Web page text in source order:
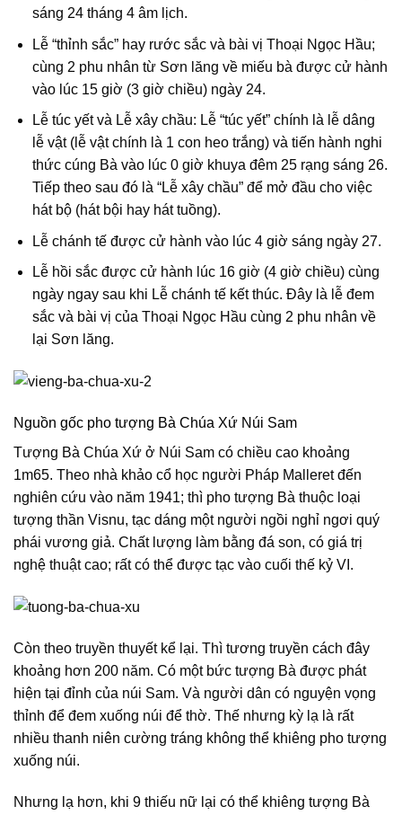
sáng 24 tháng 4 âm lịch.
Lễ “thỉnh sắc” hay rước sắc và bài vị Thoại Ngọc Hầu;
cùng 2 phu nhân từ Sơn lăng về miếu bà được cử hành
vào lúc 15 giờ (3 giờ chiều) ngày 24.
Lễ túc yết và Lễ xây chầu: Lễ “túc yết” chính là lễ dâng
lễ vật (lễ vật chính là 1 con heo trắng) và tiến hành nghi
thức cúng Bà vào lúc 0 giờ khuya đêm 25 rạng sáng 26.
Tiếp theo sau đó là “Lễ xây chầu” để mở đầu cho việc
hát bộ (hát bội hay hát tuồng).
Lễ chánh tế được cử hành vào lúc 4 giờ sáng ngày 27.
Lễ hồi sắc được cử hành lúc 16 giờ (4 giờ chiều) cùng
ngày ngay sau khi Lễ chánh tế kết thúc. Đây là lễ đem
sắc và bài vị của Thoại Ngọc Hầu cùng 2 phu nhân về
lại Sơn lăng.
Nguồn gốc pho tượng Bà Chúa Xứ Núi Sam
Tượng Bà Chúa Xứ ở Núi Sam có chiều cao khoảng
1m65. Theo nhà khảo cổ học người Pháp Malleret đến
nghiên cứu vào năm 1941; thì pho tượng Bà thuộc loại
tượng thần Visnu, tạc dáng một người ngồi nghỉ ngơi quý
phái vương giả. Chất lượng làm bằng đá son, có giá trị
nghệ thuật cao; rất có thể được tạc vào cuối thế kỷ VI.
Còn theo truyền thuyết kể lại. Thì tương truyền cách đây
khoảng hơn 200 năm. Có một bức tượng Bà được phát
hiện tại đỉnh của núi Sam. Và người dân có nguyện vọng
thỉnh để đem xuống núi để thờ. Thế nhưng kỳ lạ là rất
nhiều thanh niên cường tráng không thể khiêng pho tượng
xuống núi.
Nhưng lạ hơn, khi 9 thiếu nữ lại có thể khiêng tượng Bà